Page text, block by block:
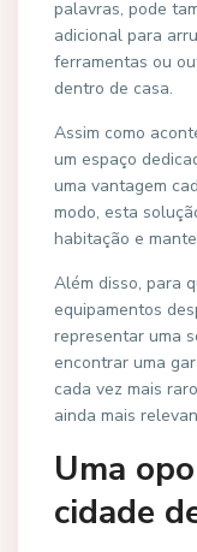
palavras, pode
adicional para
ferramentas ou
dentro de casa.
Assim como
um espaço
uma vantagem
modo, esta
habitação e
Além disso, para
equipamentos
representar uma
encontrar uma
cada vez mais
ainda mais
Uma
cidade